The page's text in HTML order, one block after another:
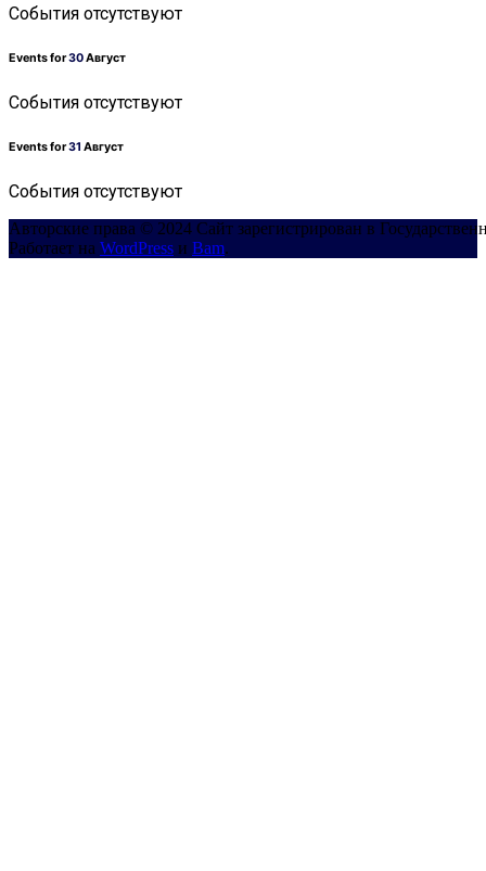
События отсутствуют
Events for30Август
События отсутствуют
Events for31 Август
События отсутствуют
Авторские права © 2024 Сайт зарегистрирован в
Работает на WordPress и Bam.